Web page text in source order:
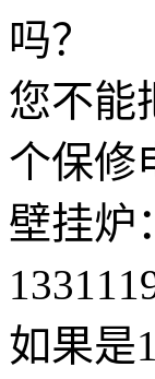
吗？
您不能
个保修
壁挂炉
如果是